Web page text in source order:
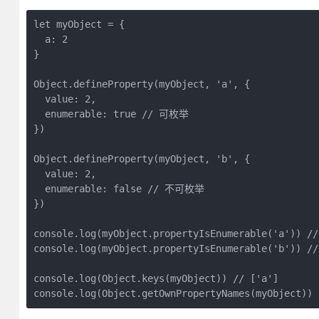
let myObject = {
  a: 2
}
Object.defineProperty(myObject, 'a', {
  value: 2,
  enumerable: true // 可枚举
})
Object.defineProperty(myObject, 'b', {
  value: 2,
  enumerable: false // 不可枚举
})
console.log(myObject.propertyIsEnumerable('a'))
console.log(myObject.propertyIsEnumerable('b'))
console.log(Object.keys(myObject)) // ['a']